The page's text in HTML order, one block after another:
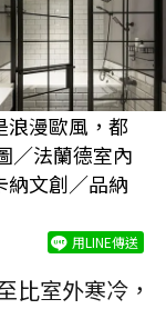
浪漫歐風，都
／法蘭德室內
納文創／品納
用LINE傳送
比室外寒冷，